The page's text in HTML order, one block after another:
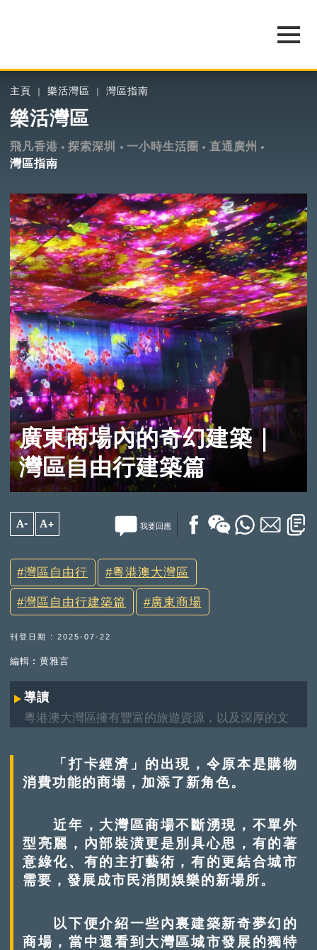
主頁 樂活灣區 灣區指南
樂活灣區
飛凡香港 探索深圳 一小時生活圈
直通廣州
灣區指南
廣東商場內的奇幻建築｜
灣區自由行建築篇
A- A+ 我要回應
灣區自由行 粵港澳大灣區
灣區自由行建築篇 廣東商場
刊登日期 : 2025-07-22
編輯︰黄雅言
導讀
粵港澳大灣區擁有豐富的旅遊資源，以及深厚的文
將以主題盤點形式，帶大家「雲遊」大灣區。
「打卡經濟」的出現，令原本是購物
消費功能的商場，加添了新角色。
近年，大灣區商場不斷湧現，不單外
型亮麗，內部裝潢更是別具心思，有的著
意綠化、有的主打藝術，有的更結合城市
需要，發展成市民消閒娛樂的新場所。
以下便介紹一些內裏建築新奇夢幻的
商場，當中還看到大灣區城市發展的獨特